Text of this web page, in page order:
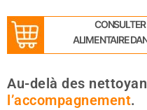
ALIMENTAIRE
Au-delà des
l’accompagnement.